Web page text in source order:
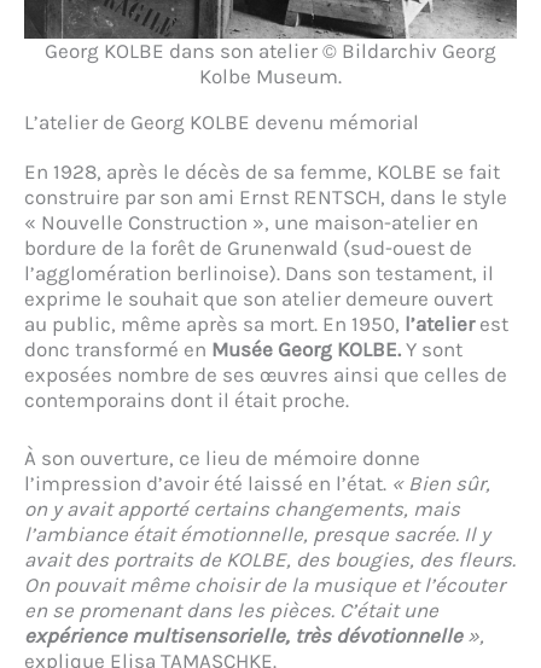
Georg KOLBE dans son atelier © Bildarchiv Georg
Kolbe Museum.
L’atelier de Georg KOLBE devenu mémorial
En 1928, après le décès de sa femme, KOLBE se fait
construire par son ami Ernst RENTSCH, dans le style
« Nouvelle Construction », une maison-atelier en
bordure de la forêt de Grunenwald (sud-ouest de
l’agglomération berlinoise). Dans son testament, il
exprime le souhait que son atelier demeure ouvert
au public, même après sa mort. En 1950, l’atelierest
donc transformé en Musée Georg KOLBE. Y sont
exposées nombre de ses œuvres ainsi que celles de
contemporains dont il était proche.
À son ouverture, ce lieu de mémoire donne
l’impression d’avoir été laissé en l’état. « Bien sûr,
on y avait apporté certains changements, mais
l’ambiance était émotionnelle, presque sacrée. Il y
avait des portraits de KOLBE, des bougies, des fleurs.
On pouvait même choisir de la musique et l’écouter
en se promenant dans les pièces. C’était une
expérience multisensorielle, très dévotionnelle»,
explique Elisa TAMASCHKE.